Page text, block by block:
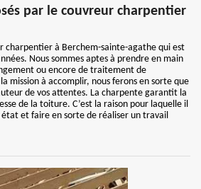
par le couvreur charpentier
charpentier à Berchem-sainte-agathe qui est
Nous sommes aptes à prendre en main
ou encore de traitement de
mission à accomplir, nous ferons en sorte que
de vos attentes. La charpente garantit la
de la toiture. C’est la raison pour laquelle il
et faire en sorte de réaliser un travail